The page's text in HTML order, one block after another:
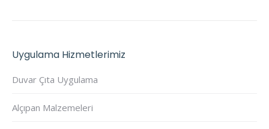
Uygulama Hizmetlerimiz
Duvar Çıta Uygulama
Alçıpan Malzemeleri